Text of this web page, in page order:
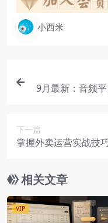
小西米
9月最新：音频
下一篇
掌握外卖运营实战技
相关文章
VIP